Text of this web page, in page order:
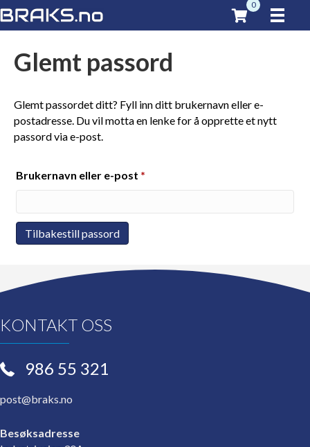
0
Glemt passord
Glemt passordet ditt? Fyll inn ditt brukernavn eller e-
postadresse. Du vil motta en lenke for å opprette et nytt
passord via e-post.
Brukernavn eller e-post *
Tilbakestill passord
KONTAKT OSS
986 55 321
post@braks.no
Besøksadresse